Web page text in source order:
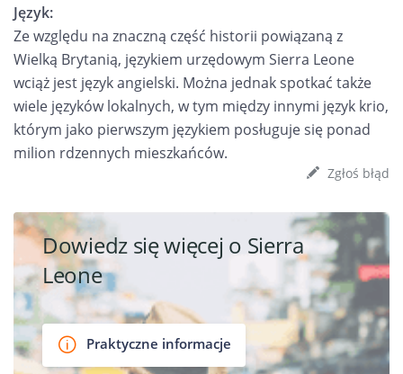
Język:
Ze względu na znaczną część historii powiązaną z
Wielką Brytanią, językiem urzędowym Sierra Leone
wciąż jest język angielski. Można jednak spotkać także
wiele języków lokalnych, w tym między innymi język krio,
którym jako pierwszym językiem posługuje się ponad
milion rdzennych mieszkańców.
Zgłoś błąd
Dowiedz się więcej o Sierra
Leone
Praktyczne informacje